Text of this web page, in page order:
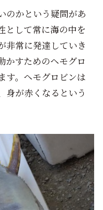
のかという疑問があ
として常に海の中を
非常に発達していき
かすためのヘモグロ
す。ヘモグロビンは
身が赤くなるという